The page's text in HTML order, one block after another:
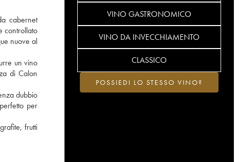
cabernet
controllato
nuove al
un vino
di Calon
dubbio
per
frutti
VINO GASTRONOMICO
VINO DA INVECCHIAMENTO
CLASSICO
POSSIEDI LO STESSO VINO?